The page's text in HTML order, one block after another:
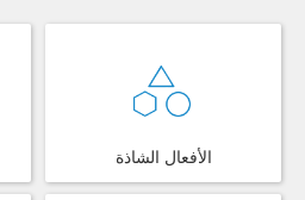
الأفعال الشاذة